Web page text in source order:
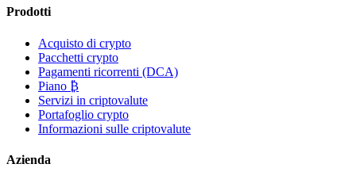
Prodotti
Acquisto di crypto
Pacchetti crypto
Pagamenti ricorrenti (DCA)
Piano ₿
Servizi in criptovalute
Portafoglio crypto
Informazioni sulle criptovalute
Azienda